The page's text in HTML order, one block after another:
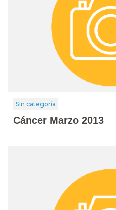
Sin categoría
Cáncer Marzo 2013